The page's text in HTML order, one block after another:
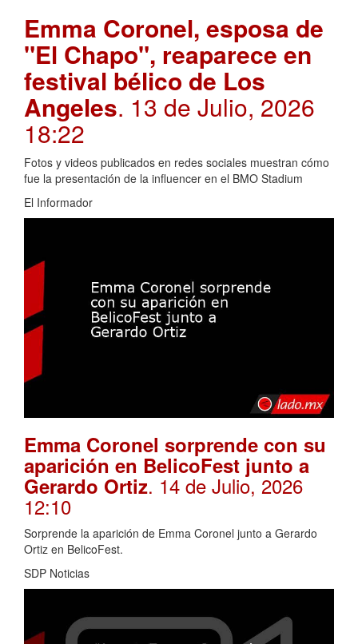
Emma Coronel, esposa de
"El Chapo", reaparece en
festival bélico de Los
Angeles. 13 de Julio, 2026
18:22
Fotos y videos publicados en redes sociales muestran cómo
fue la presentación de la influencer en el BMO Stadium
El Informador
Emma Coronel sorprende con su
aparición en BelicoFest junto a
Gerardo Ortiz. 14 de Julio, 2026
12:10
Sorprende la aparición de Emma Coronel junto a Gerardo
Ortiz en BelicoFest.
SDP Noticias